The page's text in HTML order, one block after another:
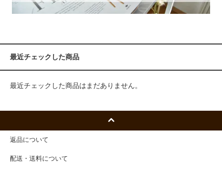
最近チェックした商品
最近チェックした商品はまだありません。
返品について
配送・送料について